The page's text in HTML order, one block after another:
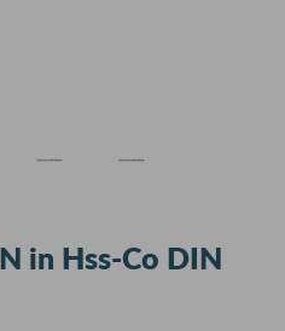
in Hss-Co DIN